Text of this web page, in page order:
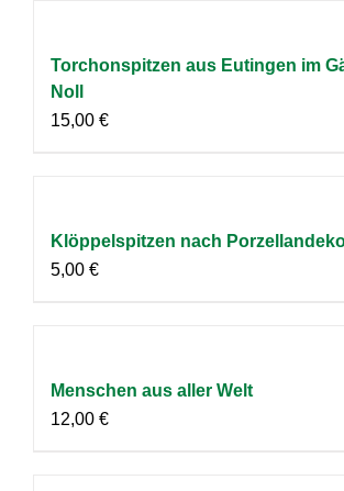
Torchonspitzen aus Eutingen im
Noll
15,00 €
Klöppelspitzen nach
5,00 €
Menschen aus aller Welt
12,00 €